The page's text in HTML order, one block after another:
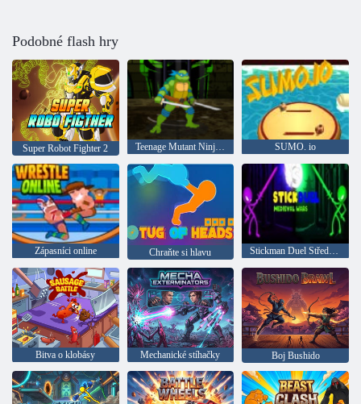
Podobné flash hry
Super Robot Fighter 2 Teenage Mutant Ninja Turtles: Kikin to old school SUMO. io
Zápasníci online Chraňte si hlavu Stickman Duel Středověké války
Bitva o klobásy Mechanické stíhačky Boj Bushido